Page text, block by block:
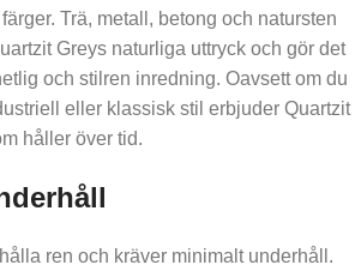
Trä, metall, betong och natursten
Greys naturliga uttryck och gör det
och stilren inredning. Oavsett om du
eller klassisk stil erbjuder Quartzit
håller över tid.
ren och kräver minimalt underhåll.